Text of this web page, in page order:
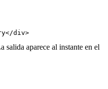
div>
salida aparece al instante en el